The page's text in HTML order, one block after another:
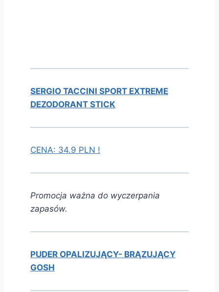
SERGIO TACCINI SPORT EXTREME
DEZODORANT STICK
CENA: 34.9 PLN !
Promocja ważna do wyczerpania
zapasów.
PUDER OPALIZUJĄCY- BRĄZUJĄCY
GOSH